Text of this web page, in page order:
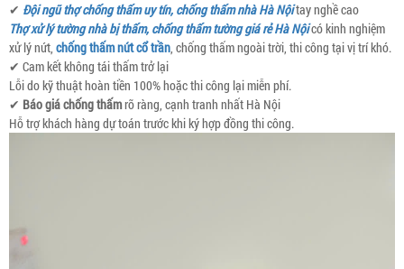
✔ Đội ngũ thợ chống thấm uy tín, chống thấm nhà Hà Nộitay nghề cao
Thợ xử lý tường nhà bị thấm, chống thấm tường giá rẻ Hà Nộicó kinh nghiệm
xử lý nứt, chống thấm nứt cổ trần, chống thấm ngoài trời, thi công tại vị trí khó.
✔ Cam kết không tái thấm trở lại
Lỗi do kỹ thuật hoàn tiền 100% hoặc thi công lại miễn phí.
✔ Báo giá chống thấmrõ ràng, cạnh tranh nhất Hà Nội
Hỗ trợ khách hàng dự toán trước khi ký hợp đồng thi công.